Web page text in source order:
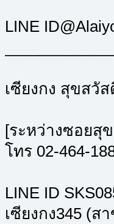
LINE
เซียงกง
[ระหว่า
โทร 02-
LINE
เซียงกง